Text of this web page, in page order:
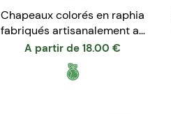
Chapeaux colorés en raphia
fabriqués artisanalement au
Maroc
A partir de 18.00 €